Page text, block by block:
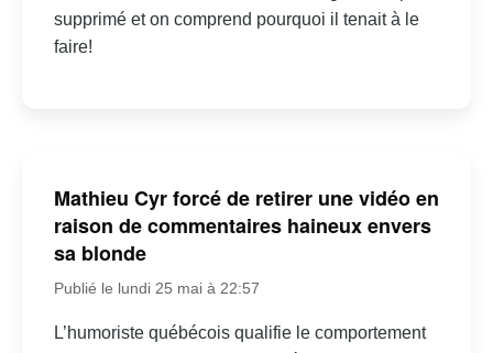
supprimé et on comprend pourquoi il tenait à le
faire!
Mathieu Cyr forcé de retirer une vidéo en
raison de commentaires haineux envers
sa blonde
Publié le lundi 25 mai à 22:57
L’humoriste québécois qualifie le comportement